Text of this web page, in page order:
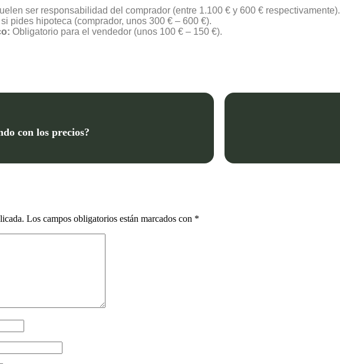
ser responsabilidad del comprador (entre 1.100 € y 600 € respectivamente).
pides hipoteca (comprador, unos 300 € – 600 €).
Obligatorio para el vendedor (unos 100 € – 150 €).
con los precios?
Los campos obligatorios están marcados con *